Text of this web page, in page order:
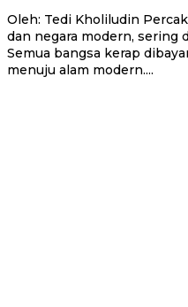
Oleh: Tedi Kholiludin Percakapan mengenai kebangsaan
dan negara modern, sering
Semua bangsa kerap
menuju alam modern....